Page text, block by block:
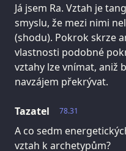
Já jsem Ra. Vztah je
smyslu, že mezi nimi
(shodu). Pokrok skrze
vlastnosti podobné
vztahy lze vnímat, aniž
navzájem překrývat.
78.31
Tazatel
A co sedm
vztah k archetypům?